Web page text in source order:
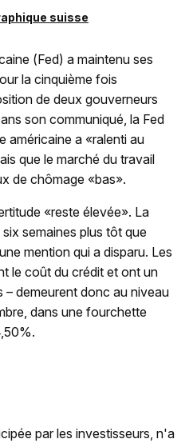
suisse
(Fed) a maintenu ses
la cinquième fois
de deux gouverneurs
son communiqué, la Fed
américaine a «ralenti au
que le marché du travail
de chômage «bas».
«reste élevée». La
semaines plus tôt que
mention qui a disparu. Les
le coût du crédit et ont un
demeurent donc au niveau
dans une fourchette
par les investisseurs, n'a